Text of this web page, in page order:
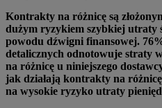
Kontrakty na różnicę są
dużym ryzykiem szybkiej utraty
powodu dźwigni finansowej.
detalicznych odnotowuje straty
na różnicę u niniejszego
jak działają kontrakty na
na wysokie ryzyko utraty